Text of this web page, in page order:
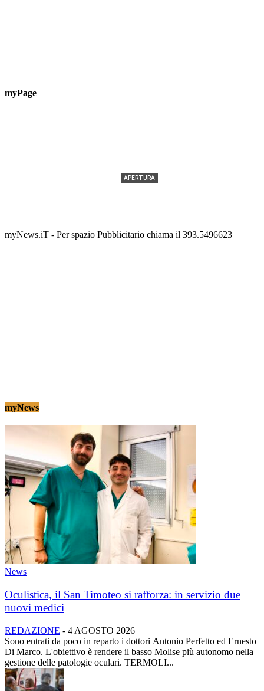
myPage
APERTURA
myNews.iT - Per spazio Pubblicitario chiama il 393.5496623
myNews
News
Oculistica, il San Timoteo si rafforza: in servizio due
nuovi medici
REDAZIONE - 4 AGOSTO 2026
Sono entrati da poco in reparto i dottori Antonio Perfetto ed Ernesto
Di Marco. L'obiettivo è rendere il basso Molise più autonomo nella
gestione delle patologie oculari. TERMOLI...